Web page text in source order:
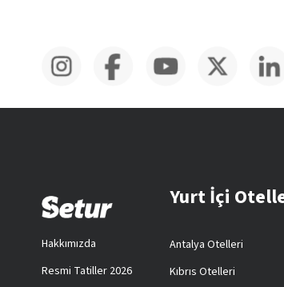
Hakkımızda
Resmi Tatiller 2026
Yurt İçi
Antalya Otelleri
Kıbrıs Otelleri